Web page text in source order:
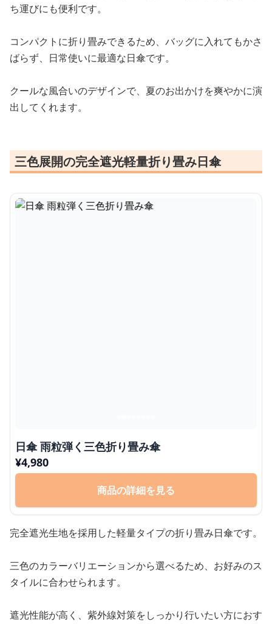
ち運びにも便利です。
コンパクトに折り畳みできるため、バッグに入れてもかさ
ばらず、日常使いに最適な日傘です。
クールな風合いのデザインで、夏のお出かけを爽やかに演
出してくれます。
三色展開の完全遮光軽量折り畳み日傘
日傘 雨粒弾く三色折り畳み傘
¥4,980
商品の詳細を見る
完全遮光生地を採用した軽量タイプの折り畳み日傘です。
三色のカラーバリエーションから選べるため、お好みのス
タイルに合わせられます。
遮光性能が高く、紫外線対策をしっかり行いたい方におす